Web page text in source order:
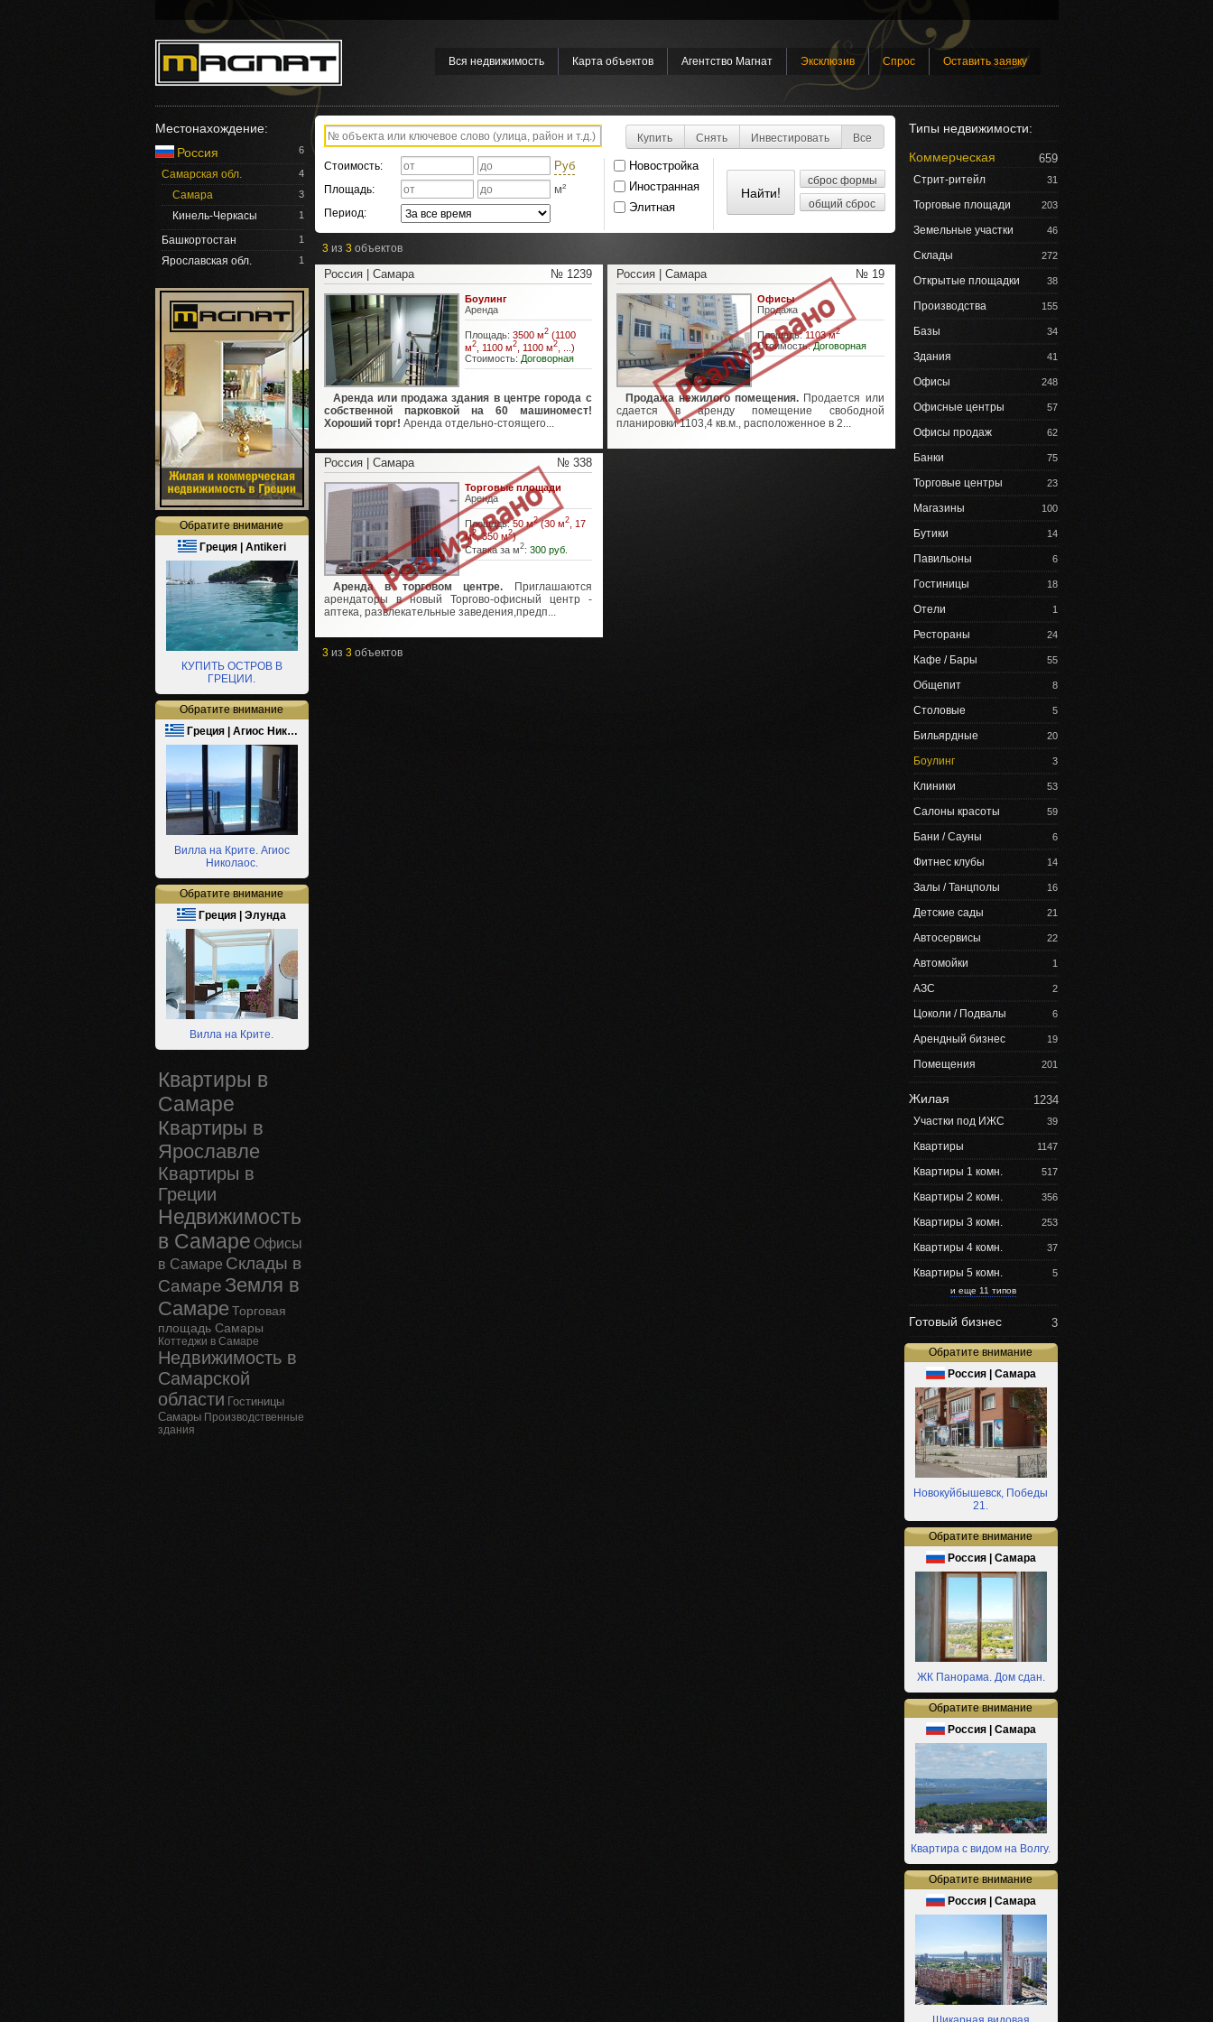
Вся недвижимость Карта объектов Агентство Магнат Эксклюзив Спрос Оставить заявку
Местонахождение:
Россия
6
Самарская обл. 4
Самара 3
Кинель-Черкасы 1
Башкортостан 1
Ярославская обл. 1
Обратите внимание
Греция | Antikeri
КУПИТЬ ОСТРОВ В
ГРЕЦИИ.
Обратите внимание
Греция | Агиос Ник…
Вилла на Крите. Агиос
Николаос.
Обратите внимание
Греция | Элунда
Вилла на Крите.
Квартиры в
Самаре
Квартиры в
Ярославле
Квартиры в
Греции
Недвижимость
в Самаре Офисы
в Самаре Склады в
Самаре Земля в
Самаре Торговая
площадь Самары
Коттеджи в Самаре
Недвижимость в
Самарской
области Гостиницы
Самары Производственные
здания
Купить Снять Инвестировать Все
Стоимость: Руб
Площадь: м²
Период:
Новостройка
Иностранная
Элитная
3 из 3 объектов
Россия | Самара № 1239
Боулинг
Аренда
Площадь: 3500 м2(1100
м2, 1100 м2, 1100 м2, ...)
Стоимость: Договорная
Аренда или продажа здания в центре города с
собственной парковкой на 60 машиномест!
Хороший торг! Аренда отдельно-стоящего...
Россия | Самара № 19
Офисы
Продажа
Площадь:1103 м2
Стоимость: Договорная
Продажа нежилого помещения. Продается или
сдается в аренду помещение свободной
планировки 1103,4 кв.м., расположенное в 2...
Россия | Самара № 338
Торговые площади
Аренда
Площадь:50 м2(30 м2, 17
м2, 350 м2)
Ставка за м2: 300 руб.
Аренда в торговом центре. Приглашаются
арендаторы в новый Торгово-офисный центр -
аптека, развлекательные заведения,предп...
3 из 3 объектов
Типы недвижимости:
659
Коммерческая
31
Стрит-ритейл
203
Торговые площади
46
Земельные участки
272
Склады
38
Открытые площадки
155
Производства
34
Базы
41
Здания
248
Офисы
57
Офисные центры
62
Офисы продаж
75
Банки
23
Торговые центры
100
Магазины
14
Бутики
6
Павильоны
18
Гостиницы
1
Отели
24
Рестораны
55
Кафе / Бары
8
Общепит
5
Столовые
20
Бильярдные
3
Боулинг
53
Клиники
59
Салоны красоты
6
Бани / Сауны
14
Фитнес клубы
16
Залы / Танцполы
21
Детские сады
22
Автосервисы
1
Автомойки
2
АЗС
6
Цоколи / Подвалы
19
Арендный бизнес
201
Помещения
1234
Жилая
39
Участки под ИЖС
1147
Квартиры
517
Квартиры 1 комн.
356
Квартиры 2 комн.
253
Квартиры 3 комн.
37
Квартиры 4 комн.
5
Квартиры 5 комн.
и еще 11 типов
3
Готовый бизнес
Обратите внимание
Россия | Самара
Новокуйбышевск, Победы
21.
Обратите внимание
Россия | Самара
ЖК Панорама. Дом сдан.
Обратите внимание
Россия | Самара
Квартира с видом на Волгу.
Обратите внимание
Россия | Самара